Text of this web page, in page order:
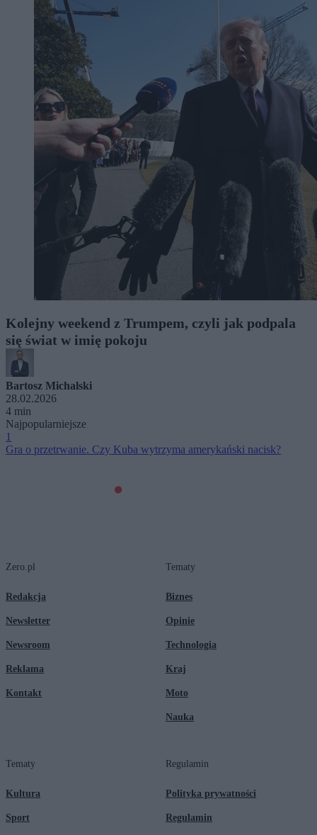
Kolejny weekend z Trumpem, czyli jak podpala
się świat w imię pokoju
Bartosz Michalski
28.02.2026
4 min
Najpopularniejsze
1
Gra o przetrwanie. Czy Kuba wytrzyma amerykański nacisk?
Zero.pl
Redakcja
Newsletter
Newsroom
Reklama
Kontakt
Tematy
Biznes
Opinie
Technologia
Kraj
Moto
Nauka
Tematy
Kultura
Sport
Regulamin
Polityka prywatności
Regulamin